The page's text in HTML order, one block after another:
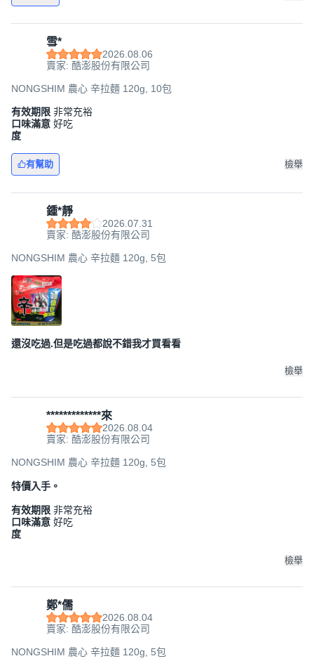
雪*
2026.08.06
賣家: 酷澎股份有限公司
NONGSHIM 農心 辛拉麵 120g, 10包
有效期限 非常充裕
口味滿意
度
好吃
有幫助 檢舉
鍾*靜
2026.07.31
賣家: 酷澎股份有限公司
NONGSHIM 農心 辛拉麵 120g, 5包
還沒吃過.但是吃過都說不錯我才買看看
檢舉
*************來
2026.08.04
賣家: 酷澎股份有限公司
NONGSHIM 農心 辛拉麵 120g, 5包
特價入手。
有效期限 非常充裕
口味滿意
度
好吃
檢舉
鄭*儒
2026.08.04
賣家: 酷澎股份有限公司
NONGSHIM 農心 辛拉麵 120g, 5包